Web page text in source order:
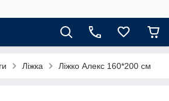
Ліжка Ліжко Алекс 160*200 см